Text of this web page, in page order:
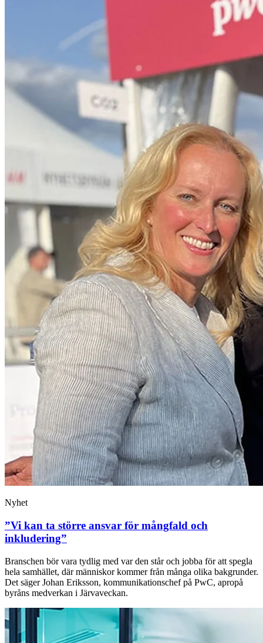
Nyhet
”Vi kan ta större ansvar för mångfald och
inkludering”
Branschen bör vara tydlig med var den står och jobba för att spegla
hela samhället, där människor kommer från många olika bakgrunder.
Det säger Johan Eriksson, kommunikationschef på PwC, apropå
byråns medverkan i Järvaveckan.